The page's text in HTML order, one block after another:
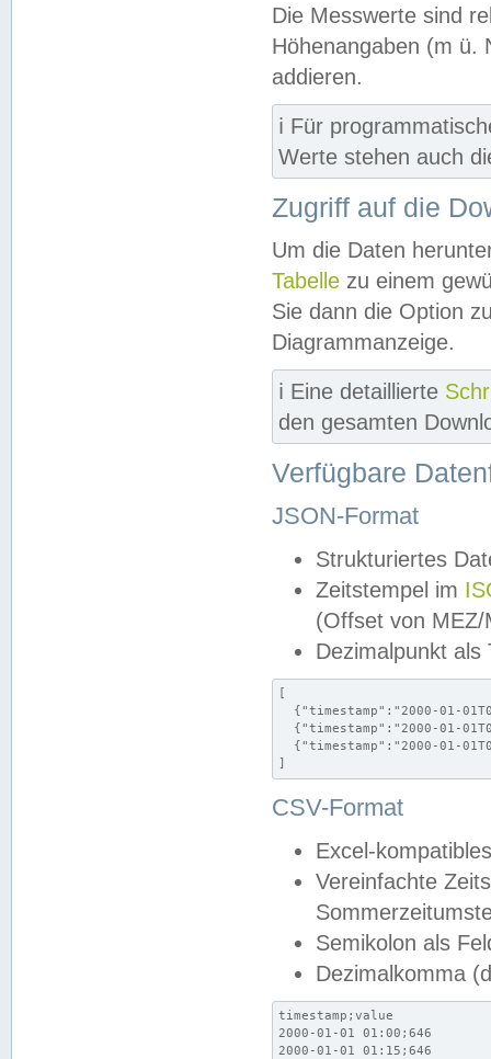
Die Messwerte sind
Höhenangaben (m ü.
addieren.
ℹ️ Für
Werte stehen auch
Zugriff auf die
Um die Daten
Tabelle zu einem
Sie dann die Option
Diagrammanzeige.
ℹ️ Eine detaillierte
den gesamten
Verfügbare
JSON-Format
Strukturiertes
Zeitstempel im
(Offset von MEZ/
Dezimalpunkt als
[
{"timestamp":"2000-01-
{"timestamp":"2000-01-
{"timestamp":"2000-01-
]
CSV-Format
Excel-
Vereinfachte
Semikolon als
Dezimalkomma
timestamp;value
2000-01-01 01:00;646
2000-01-01 01:15;646